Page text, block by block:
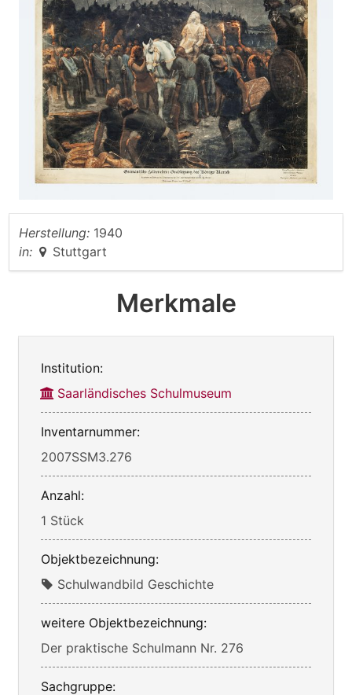
Herstellung: 1940
in:
Stuttgart
Merkmale
Institution:
Saarländisches Schulmuseum
Inventarnummer:
2007SSM3.276
Anzahl:
1 Stück
Objektbezeichnung:
Schulwandbild Geschichte
weitere Objektbezeichnung:
Der praktische Schulmann Nr. 276
Sachgruppe: